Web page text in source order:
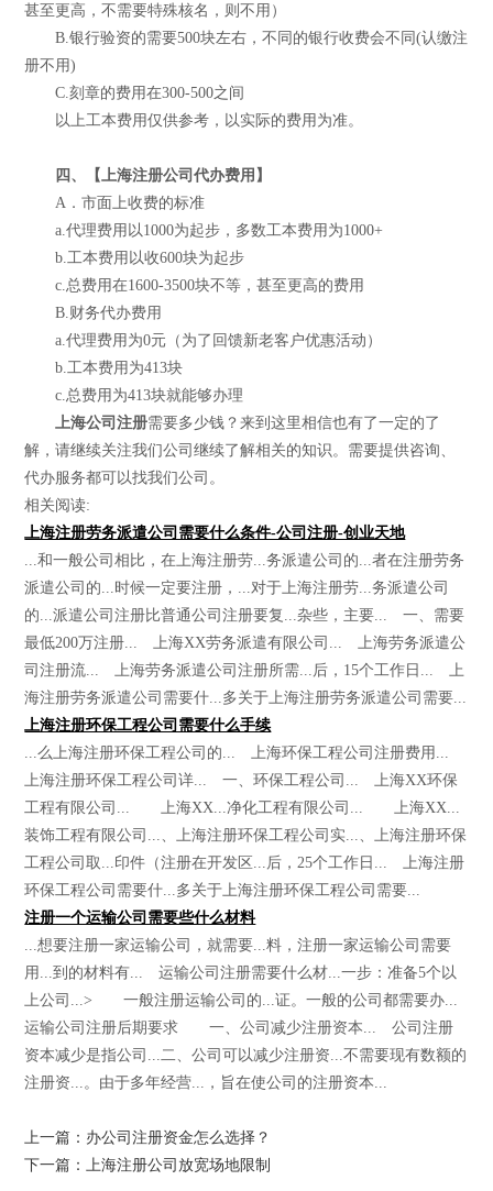
甚至更高，不需要特殊核名，则不用）
B.银行验资的需要500块左右，不同的银行收费会不同(认缴注
册不用)
C.刻章的费用在300-500之间
以上工本费用仅供参考，以实际的费用为准。
四、【上海注册公司代办费用】
A．市面上收费的标准
a.代理费用以1000为起步，多数工本费用为1000+
b.工本费用以收600块为起步
c.总费用在1600-3500块不等，甚至更高的费用
B.财务代办费用
a.代理费用为0元（为了回馈新老客户优惠活动）
b.工本费用为413块
c.总费用为413块就能够办理
上海公司注册需要多少钱？来到这里相信也有了一定的了
解，请继续关注我们公司继续了解相关的知识。需要提供咨询、
代办服务都可以找我们公司。
相关阅读:
上海注册劳务派遣公司需要什么条件-公司注册-创业天地
...和一般公司相比，在上海注册劳...务派遣公司的...者在注册劳务
派遣公司的...时候一定要注册，...对于上海注册劳...务派遣公司
的...派遣公司注册比普通公司注册要复...杂些，主要... 一、需要
最低200万注册... 上海XX劳务派遣有限公司... 上海劳务派遣公
司注册流... 上海劳务派遣公司注册所需...后，15个工作日... 上
海注册劳务派遣公司需要什...多关于上海注册劳务派遣公司需要...
上海注册环保工程公司需要什么手续
...么上海注册环保工程公司的... 上海环保工程公司注册费用...
上海注册环保工程公司详... 一、环保工程公司... 上海XX环保
工程有限公司... 上海XX...净化工程有限公司... 上海XX...
装饰工程有限公司...、上海注册环保工程公司实...、上海注册环保
工程公司取...印件（注册在开发区...后，25个工作日... 上海注册
环保工程公司需要什...多关于上海注册环保工程公司需要...
注册一个运输公司需要些什么材料
...想要注册一家运输公司，就需要...料，注册一家运输公司需要
用...到的材料有... 运输公司注册需要什么材...一步：准备5个以
上公司...> 一般注册运输公司的...证。一般的公司都需要办...
运输公司注册后期要求 一、公司减少注册资本... 公司注册
资本减少是指公司...二、公司可以减少注册资...不需要现有数额的
注册资...。由于多年经营...，旨在使公司的注册资本...
上一篇：办公司注册资金怎么选择？
下一篇：上海注册公司放宽场地限制